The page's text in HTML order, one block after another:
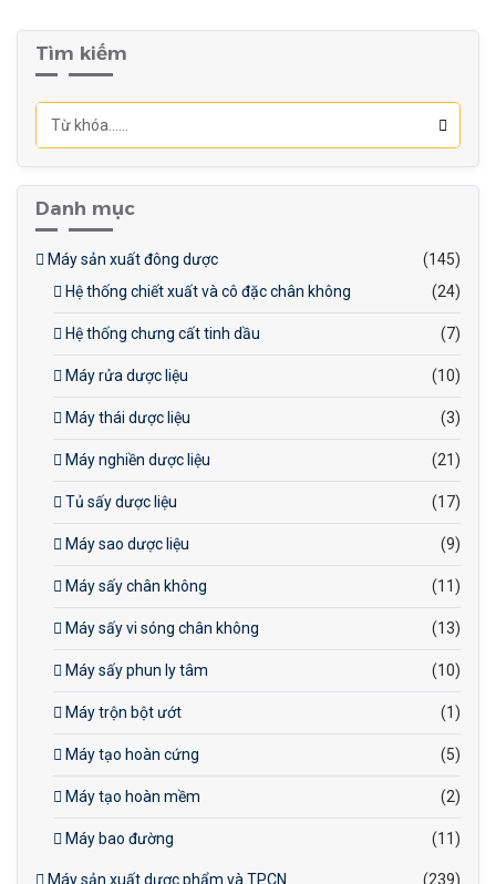
Công nghiệp dược
phẩm (chiết xuất tinh dầu
tỏi).
Tìm kiếm
Danh mục
Máy sản xuất đông dược
(145)
Hệ thống chiết xuất và cô đặc chân không
(24)
Hệ thống chưng cất tinh dầu (7)
Máy rửa dược liệu (10)
Máy thái dược liệu (3)
Máy nghiền dược liệu (21)
Tủ sấy dược liệu (17)
Máy sao dược liệu (9)
Máy sấy chân không (11)
Máy sấy vi sóng chân không (13)
Máy sấy phun ly tâm (10)
Máy trộn bột ướt (1)
Máy tạo hoàn cứng (5)
Máy tạo hoàn mềm (2)
Máy bao đường (11)
Máy sản xuất dược phẩm và TPCN (239)